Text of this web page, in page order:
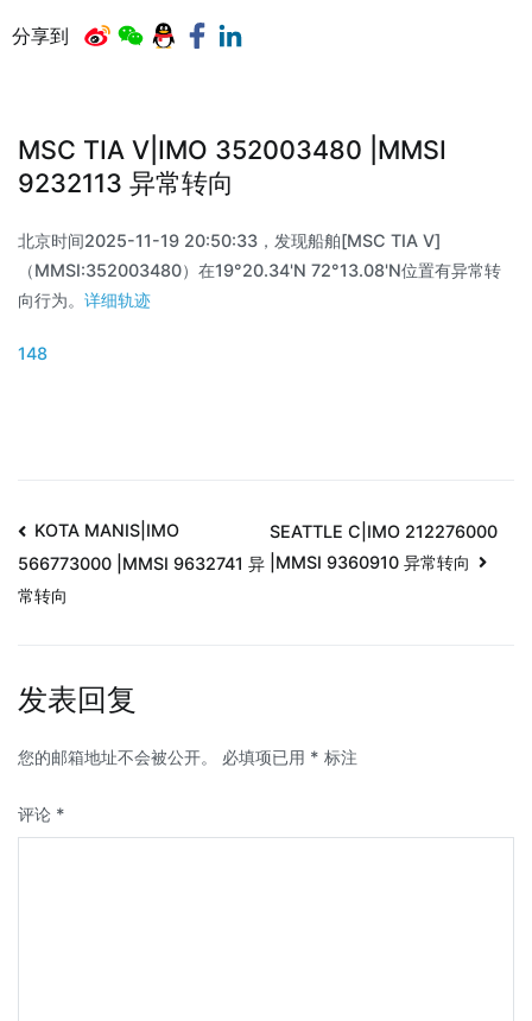
分享到
MSC TIA V|IMO 352003480 |MMSI
9232113 异常转向
北京时间2025-11-19 20:50:33，发现船舶[MSC TIA V]
（MMSI:352003480）在19°20.34'N 72°13.08'N位置有异常转
向行为。 详细轨迹
148
KOTA MANIS|IMO
566773000 |MMSI 9632741 异
常转向
SEATTLE C|IMO 212276000
|MMSI 9360910 异常转向
发表回复
您的邮箱地址不会被公开。 必填项已用 * 标注
评论 *